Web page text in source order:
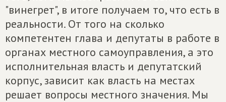
"винегрет", в итоге получаем то, что есть в
реальности. От того на сколько
компетентен глава и депутаты в работе в
органах местного самоуправления, а это
исполнительная власть и депутатский
корпус, зависит как власть на местах
решает вопросы местного значения. Мы